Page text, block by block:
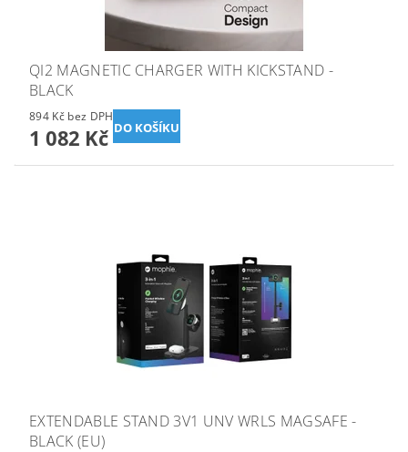
QI2 MAGNETIC CHARGER WITH KICKSTAND -
BLACK
894 Kč bez DPH
1 082 Kč
EXTENDABLE STAND 3V1 UNV WRLS MAGSAFE -
BLACK (EU)